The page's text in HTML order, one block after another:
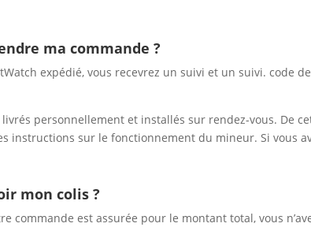
ma commande ?
expédié, vous recevrez un suivi et un suivi. code
personnellement et installés sur rendez-vous. De
instructions sur le fonctionnement du mineur. Si vous
mon colis ?
commande est assurée pour le montant total, vous